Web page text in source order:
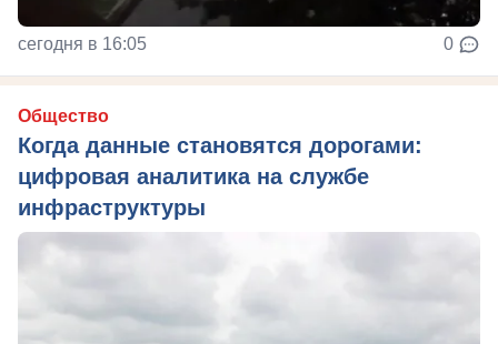
сегодня в 16:05 0
Общество
Когда данные становятся дорогами:
цифровая аналитика на службе
инфраструктуры